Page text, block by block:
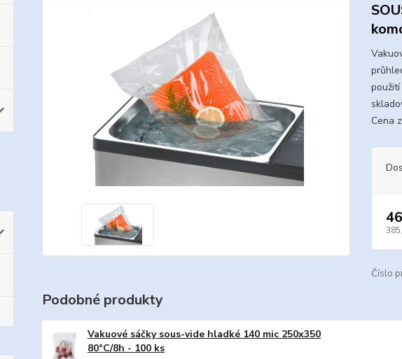
Cena
Číslo
Podobné produkty
Vakuové sáčky sous-vide hladké 140 mic 250x350
80°C/8h - 100 ks